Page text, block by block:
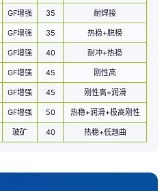
GF增强 35 耐焊接
GF增强 35 热稳+脱模
GF增强 40 耐冲+热稳
GF增强 45 刚性高
GF增强 45 刚性高+润滑
GF增强 50 热稳+润滑+极高刚性
玻矿 40 热稳+低翘曲